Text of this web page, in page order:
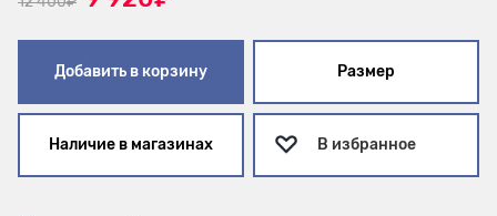
Добавить в корзину Размер
Наличие в магазинах В избранное